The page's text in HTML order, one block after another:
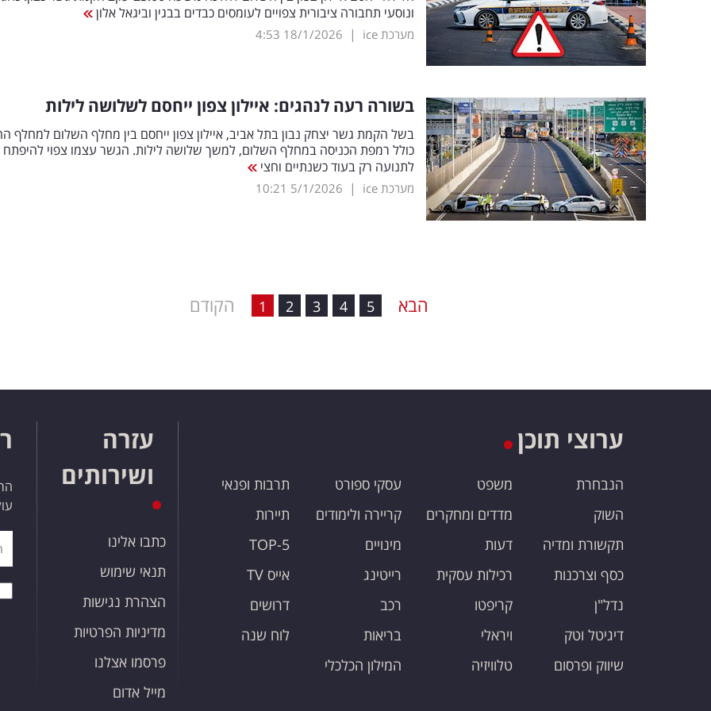
ונוסעי תחבורה ציבורית צפויים לעומסים כבדים בבגין וביגאל אלון
מערכת ice |
18/1/2026
4:53
בשורה רעה לנהגים: איילון צפון ייחסם לשלושה לילות
בשל הקמת גשר יצחק נבון בתל אביב, איילון צפון ייחסם בין מחלף השלום למחלף
כולל רמפת הכניסה במחלף השלום, למשך שלושה לילות. הגשר עצמו צפוי להיפתח
לתנועה רק בעוד כשנתיים וחצי
מערכת ice |
5/1/2026
10:21
הקודם 1 2 3 4 5 הבא
ערוצי תוכן
הנבחרת
השוק
תקשורת ומדיה
כסף וצרכנות
נדל"ן
דיגיטל וטק
שיווק ופרסום
משפט
מדדים ומחקרים
דעות
רכילות עסקית
קריפטו
ויראלי
טלוויזיה
עסקי ספורט
קריירה ולימודים
מינויים
רייטינג
רכב
בריאות
המילון הכלכלי
תרבות ופנאי
תיירות
TOP-5
אייס TV
דרושים
לוח שנה
עזרה
ושירותים
כתבו אלינו
תנאי שימוש
הצהרת נגישות
מדיניות הפרטיות
פרסמו אצלנו
מייל אדום